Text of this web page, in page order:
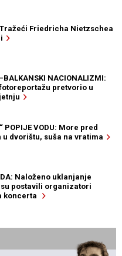
Tražeći Friedricha Nietzschea
NACIONALIZMI:
pretvorio u
POPIJE VODU: More pred
u dvorištu, suša na vratima
Naloženo uklanjanje
postavili organizatori
koncerta